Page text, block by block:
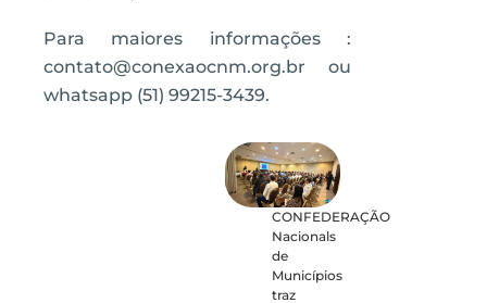
Para maiores informações :
contato@conexaocnm.org.br ou
whatsapp (51) 99215-3439.
CONFEDERAÇÃO
Nacionals
de
Municípios
traz